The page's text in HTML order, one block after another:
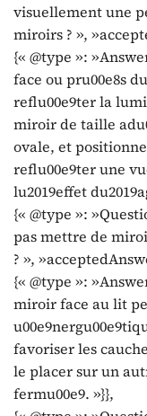
visuellement une
miroirs ? »,
{« @type »:
face ou pru00e8s
reflu00e9ter la
miroir de taille
ovale, et
reflu00e9ter une
lu2019effet
{« @type »:
pas mettre de
? »,
{« @type »:
miroir face au lit
favoriser les
le placer sur un
fermu00e9. »}},